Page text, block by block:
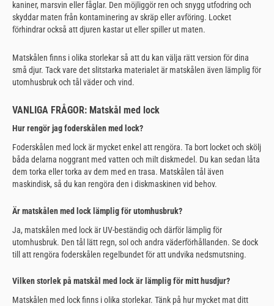
kaniner, marsvin eller fåglar. Den möjliggör ren och snygg utfodring och
skyddar maten från kontaminering av skräp eller avföring. Locket
förhindrar också att djuren kastar ut eller spiller ut maten.
Matskålen finns i olika storlekar så att du kan välja rätt version för dina
små djur. Tack vare det slitstarka materialet är matskålen även lämplig för
utomhusbruk och tål väder och vind.
VANLIGA FRÅGOR: Matskål med lock
Hur rengör jag foderskålen med lock?
Foderskålen med lock är mycket enkel att rengöra. Ta bort locket och skölj
båda delarna noggrant med vatten och milt diskmedel. Du kan sedan låta
dem torka eller torka av dem med en trasa. Matskålen tål även
maskindisk, så du kan rengöra den i diskmaskinen vid behov.
Är matskålen med lock lämplig för utomhusbruk?
Ja, matskålen med lock är UV-beständig och därför lämplig för
utomhusbruk. Den tål lätt regn, sol och andra väderförhållanden. Se dock
till att rengöra foderskålen regelbundet för att undvika nedsmutsning.
Vilken storlek på matskål med lock är lämplig för mitt husdjur?
Matskålen med lock finns i olika storlekar. Tänk på hur mycket mat ditt